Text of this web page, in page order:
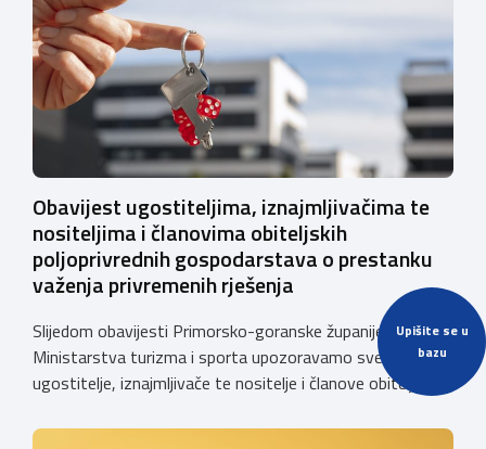
Upišite se u
bazu
Obavijest ugostiteljima, iznajmljivačima te
nositeljima i članovima obiteljskih
poljoprivrednih gospodarstava o prestanku
važenja privremenih rješenja
Slijedom obavijesti Primorsko-goranske županije i
Ministarstva turizma i sporta upozoravamo sve
ugostitelje, iznajmljivače te nositelje i članove obiteljskih
privremenih rješenja izdanih sukladno Zakonu o